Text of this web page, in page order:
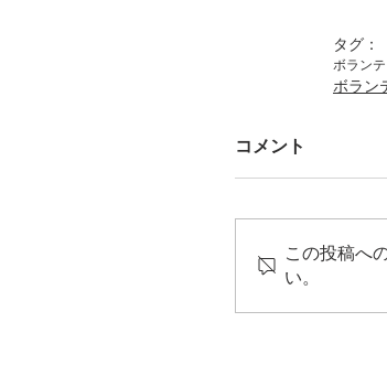
タグ：
ボラン
ボラン
コメント
この投稿へ
い。